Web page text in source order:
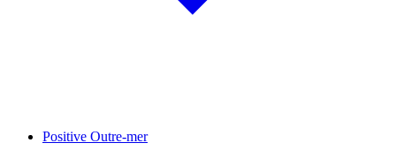
Positive Outre-mer